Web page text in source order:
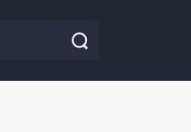
Szukaj